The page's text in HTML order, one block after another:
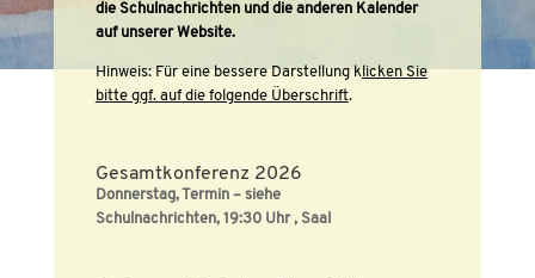
die Schulnachrichten und die anderen Kalender
auf unserer Website.
Hinweis: Für eine bessere Darstellung klicken Sie
bitte ggf. auf die folgende Überschrift.
Gesamtkonferenz 2026
Donnerstag, Termin – siehe
Schulnachrichten, 19:30 Uhr , Saal